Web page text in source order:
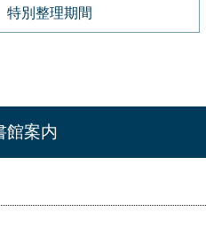
特別整理期間
館案内